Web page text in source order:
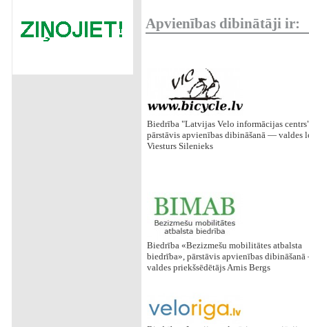
Apvienības dibinātāji ir:
Biedrība "Latvijas Velo informācijas
pārstāvis apvienības dibināšanā — valdes
Viesturs Silenieks
Biedrība «Bezizmešu mobilitātes atbalsta
biedrība», pārstāvis apvienības
valdes priekšsēdētājs Arnis Bergs